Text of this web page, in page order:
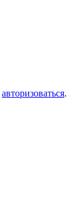
авторизоваться.